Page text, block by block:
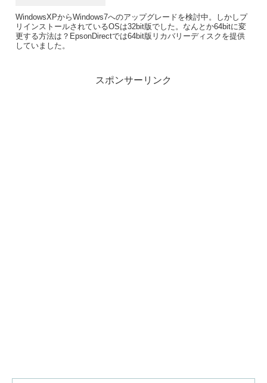
WindowsXPからWindows7へのアップグレードを検討中。しかしプ
リインストールされているOSは32bit版でした。なんとか64bitに変
更する方法は？EpsonDirectでは64bit版リカバリーディスクを提供
していました。
スポンサーリンク